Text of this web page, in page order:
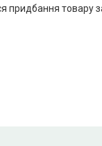
придбання товару